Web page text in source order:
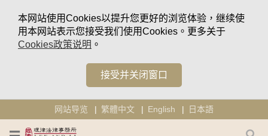
本网站使用Cookies以提升您更好的浏览体验，继续使
用本网站表示您接受我们使用Cookies。更多关于
Cookies政策说明 。
接受并关闭窗口
网站导览 繁體中文 English 日本語